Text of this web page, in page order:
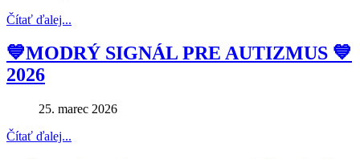
Čítať ďalej...
💙MODRÝ SIGNÁL PRE AUTIZMUS 💙
2026
25. marec 2026
Čítať ďalej...